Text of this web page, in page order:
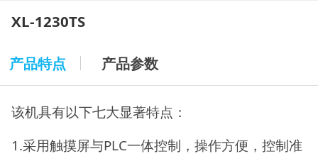
XL-1230TS
产品特点 产品参数
该机具有以下七大显著特点：
1.采用触摸屏与PLC一体控制，操作方便，控制准